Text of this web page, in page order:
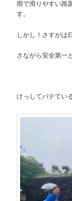
雨で滑りやすい路
す。
しかし！さすがは
さながら安全第一
けっしてバテてい